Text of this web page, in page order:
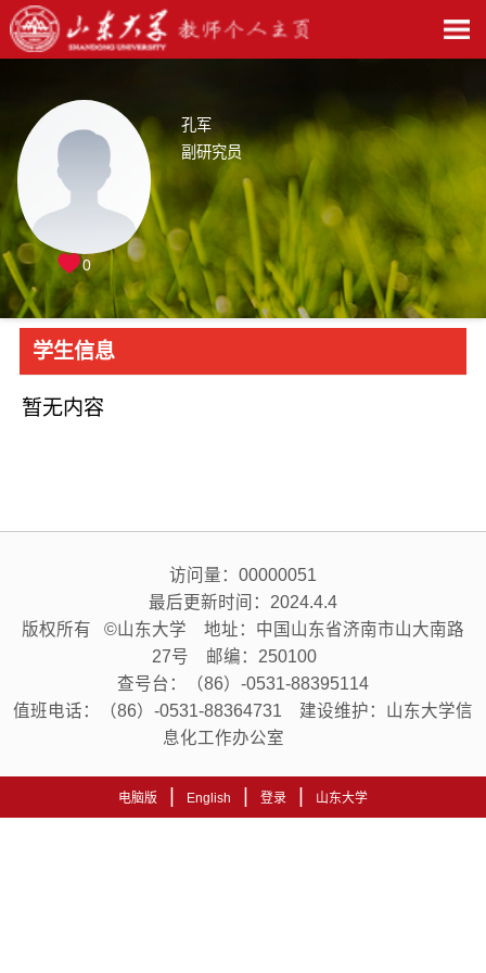
孔军
副研究员
0
学生信息
暂无内容
访问量： 00000051
最后更新时间： 2024.4.4
版权所有 ©山东大学 地址：中国山东省济南市山大南路
27号 邮编：250100
查号台：（86）-0531-88395114
值班电话：（86）-0531-88364731 建设维护：山东大学信
息化工作办公室
电脑版 English 登录 山东大学